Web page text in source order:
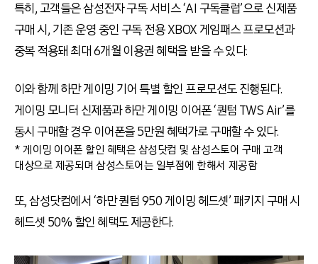
특히, 고객들은 삼성전자 구독 서비스 ‘AI 구독클럽’으로 신제품
구매 시, 기존 운영 중인 구독 전용 XBOX 게임패스 프로모션과
중복 적용돼 최대 6개월 이용권 혜택을 받을 수 있다.
이와 함께 하만 게이밍 기어 특별 할인 프로모션도 진행된다.
게이밍 모니터 신제품과 하만 게이밍 이어폰 ‘퀀텀 TWS Air’를
동시 구매할 경우 이어폰을 5만원 혜택가로 구매할 수 있다.
* 게이밍 이어폰 할인 혜택은 삼성닷컴 및 삼성스토어 구매 고객
대상으로 제공되며 삼성스토어는 일부점에 한해서 제공함
또, 삼성닷컴에서 ‘하만 퀀텀 950 게이밍 헤드셋’ 패키지 구매 시
헤드셋 50% 할인 혜택도 제공한다.